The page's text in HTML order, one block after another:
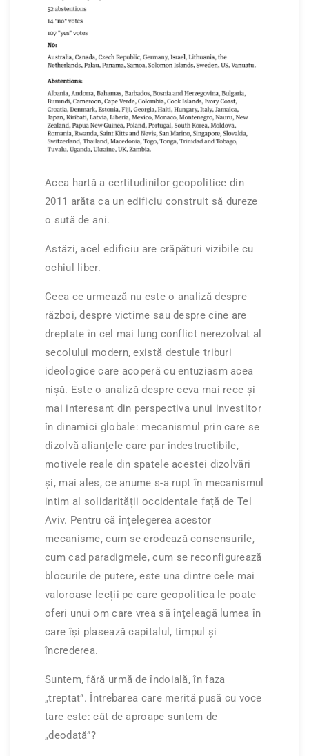
Acea hartă a certitudinilor geopolitice din
2011 arăta ca un edificiu construit să dureze
o sută de ani.
Astăzi, acel edificiu are crăpături vizibile cu
ochiul liber.
Ceea ce urmează nu este o analiză despre
război, despre victime sau despre cine are
dreptate în cel mai lung conflict nerezolvat al
secolului modern, există destule triburi
ideologice care acoperă cu entuziasm acea
nișă. Este o analiză despre ceva mai rece și
mai interesant din perspectiva unui investitor
în dinamici globale: mecanismul prin care se
dizolvă alianțele care par indestructibile,
motivele reale din spatele acestei dizolvări
și, mai ales, ce anume s-a rupt în mecanismul
intim al solidarității occidentale față de Tel
Aviv. Pentru că înțelegerea acestor
mecanisme, cum se erodează consensurile,
cum cad paradigmele, cum se reconfigurează
blocurile de putere, este una dintre cele mai
valoroase lecții pe care geopolitica le poate
oferi unui om care vrea să înțeleagă lumea în
care își plasează capitalul, timpul și
încrederea.
Suntem, fără urmă de îndoială, în faza
„treptat”. Întrebarea care merită pusă cu voce
tare este: cât de aproape suntem de
„deodată”?